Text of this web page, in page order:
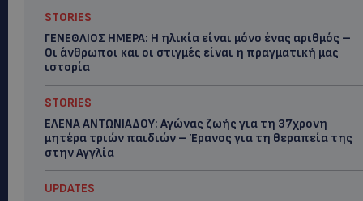
STORIES
ΓΕΝΕΘΛΙΟΣ ΗΜΕΡΑ: Η ηλικία είναι μόνο ένας αριθμός –
Οι άνθρωποι και οι στιγμές είναι η πραγματική μας
ιστορία
STORIES
ΕΛΕΝΑ ΑΝΤΩΝΙΑΔΟΥ: Αγώνας ζωής για τη 37χρονη
μητέρα τριών παιδιών – Έρανος για τη θεραπεία της
στην Αγγλία
UPDATES